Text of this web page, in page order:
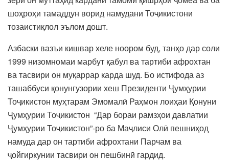
шоҳроҳи тамаддун ворид намудани Тоҷикистони
тозаистиқлол эълом дошт.
Азбаски вазъи кишвар хеле ноором буд, танҳо дар соли
1999 низомномаи марбут қабул ва тартиби афрохтан
ва тасвири он муқаррар карда шуд. Бо истифода аз
ташаббуси қонунгузории хеш Президенти Ҷумҳурии
Тоҷикистон муҳтарам Эмомалӣ Раҳмон лоиҳаи Қонуни
Ҷумҳурии Тоҷикистон “Дар бораи рамзҳои давлатии
Ҷумҳурии Тоҷикистон”-ро ба Маҷлиси Олӣ пешниҳод
намуда дар он тартиби афрохтани Парчам ва
ҷойгиркунии тасвири он пешбинӣ гардид.